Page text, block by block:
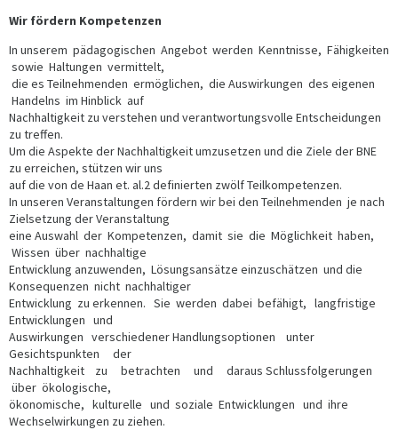
Wir fördern Kompetenzen
In unserem pädagogischen Angebot werden Kenntnisse, Fähigkeiten
sowie Haltungen vermittelt,
die es Teilnehmenden ermöglichen, die Auswirkungen des eigenen
Handelns im Hinblick auf
Nachhaltigkeit zu verstehen und verantwortungsvolle Entscheidungen
zu treffen.
Um die Aspekte der Nachhaltigkeit umzusetzen und die Ziele der BNE
zu erreichen, stützen wir uns
auf die von de Haan et. al.2 definierten zwölf Teilkompetenzen.
In unseren Veranstaltungen fördern wir bei den Teilnehmenden je nach
Zielsetzung der Veranstaltung
eine Auswahl der Kompetenzen, damit sie die Möglichkeit haben,
Wissen über nachhaltige
Entwicklung anzuwenden, Lösungsansätze einzuschätzen und die
Konsequenzen nicht nachhaltiger
Entwicklung zu erkennen. Sie werden dabei befähigt, langfristige
Entwicklungen und
Auswirkungen verschiedener Handlungsoptionen unter
Gesichtspunkten der
Nachhaltigkeit zu betrachten und daraus Schlussfolgerungen
über ökologische,
ökonomische, kulturelle und soziale Entwicklungen und ihre
Wechselwirkungen zu ziehen.